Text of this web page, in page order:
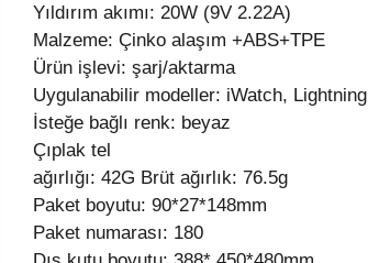
Yıldırım akımı: 20W (9V 2.22A)
Malzeme: Çinko alaşım +ABS+TPE
Ürün işlevi: şarj/aktarma
Uygulanabilir modeller: iWatch, Lightning
İsteğe bağlı renk: beyaz
Çıplak tel
ağırlığı: 42G Brüt ağırlık: 76.5g
Paket boyutu: 90*27*148mm
Paket numarası: 180